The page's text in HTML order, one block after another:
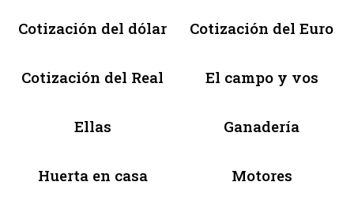
Cotización del dólar Cotización del Euro
Cotización del Real El campo y vos
Ellas Ganadería
Huerta en casa Motores